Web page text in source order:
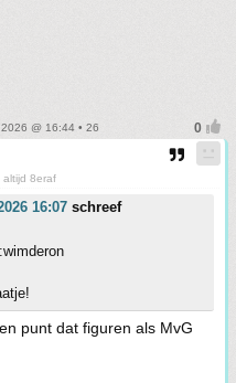
@ 16:44 • 26
altijd 8eraf
16:07 schreef
punt dat figuren als MvG